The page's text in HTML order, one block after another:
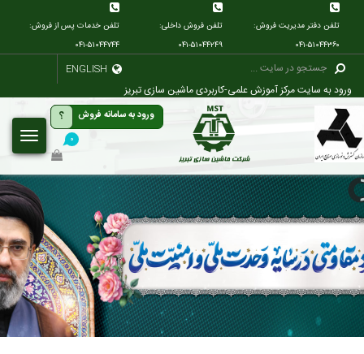
تلفن دفتر مدیریت فروش:
۰۴۱-۵۱۰۴۴۳۶۰
تلفن فروش داخلی:
۰۴۱-۵۱۰۴۴۲۴۹
تلفن خدمات پس از فروش:
۰۴۱-۵۱۰۴۴۷۴۴
ENGLISH
ورود به سایت مرکز آموزش علمی-کاربردی ماشین سازی تبریز
ورود به سامانه فروش ؟